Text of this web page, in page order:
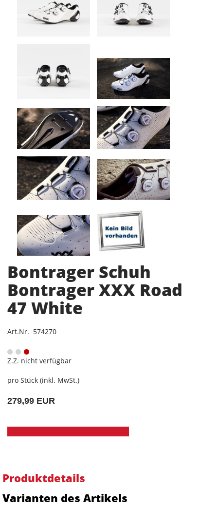
Bontrager Schuh
Bontrager XXX Road
47 White
Art.Nr. 574270
Z.Z. nicht verfügbar
pro Stück (inkl. MwSt.)
279,99 EUR
Produktdetails
Varianten des Artikels